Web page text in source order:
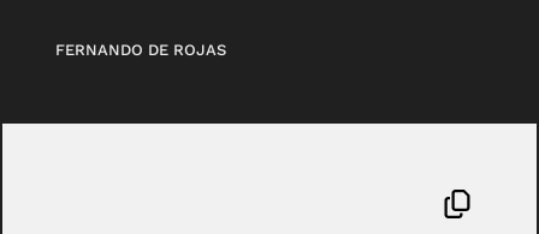
FERNANDO DE ROJAS